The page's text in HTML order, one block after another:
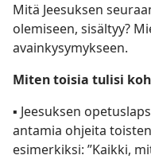
Mitä Jeesuksen
olemiseen, sisältyy?
avainkysymykseen.
Miten toisia tulisi
▪ Jeesuksen
antamia ohjeita
esimerkiksi: ”Kaikki,